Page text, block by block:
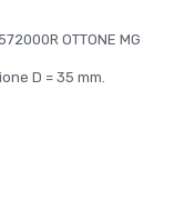
OTTONE MG
D = 35 mm.